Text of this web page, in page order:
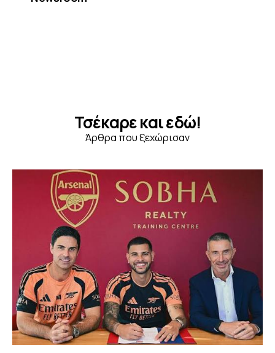
Τσέκαρε και εδώ!
Άρθρα που ξεχώρισαν